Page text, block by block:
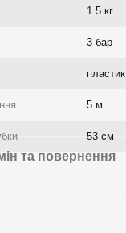
1.5 кг
3 бар
пластик
5 м
53 см
та повернення